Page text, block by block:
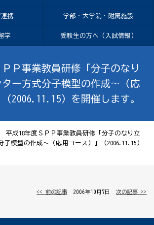
携 学部・大学院・附属施設
学 受験生の方へ（入試情報）
Ｐ事業教員研修「分子のなり
ー方式分子模型の作成〜（応
2006.11.15）を開催します。
平成18年度ＳＰＰ事業教員研修「分子のなり立
子模型の作成〜（応用コース）」（2006.11.15）
<< 前の記事 │ 2006年10月7日 │次の記事 >>